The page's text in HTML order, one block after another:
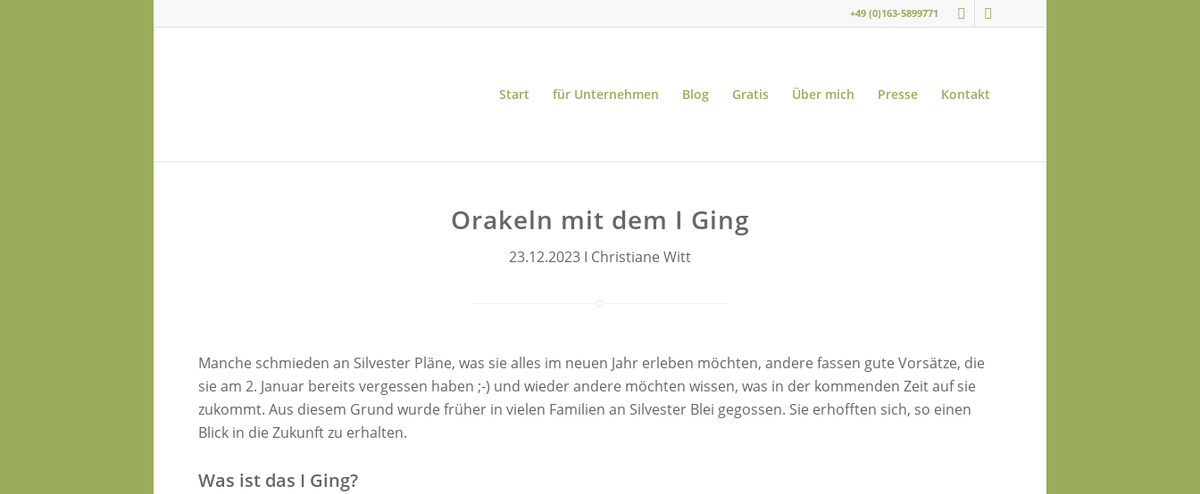
+49 (0)163-5899771
Start für Unternehmen Blog Gratis Über mich Presse Kontakt
Orakeln mit dem I Ging
23.12.2023 I Christiane Witt
Manche schmieden an Silvester Pläne, was sie alles im neuen Jahr erleben möchten, andere fassen gute Vorsätze, die
sie am 2. Januar bereits vergessen haben ;-) und wieder andere möchten wissen, was in der kommenden Zeit auf sie
zukommt. Aus diesem Grund wurde früher in vielen Familien an Silvester Blei gegossen. Sie erhofften sich, so einen
Blick in die Zukunft zu erhalten.
Was ist das I Ging?